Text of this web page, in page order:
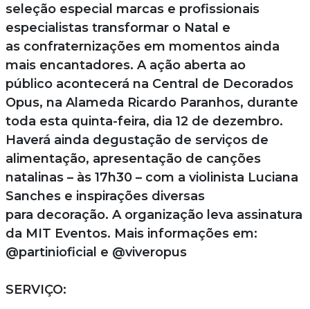
seleção especial marcas e profissionais
especialistas transformar o Natal e
as confraternizações em momentos ainda
mais encantadores. A ação aberta ao
público acontecerá na Central de Decorados
Opus, na Alameda Ricardo Paranhos, durante
toda esta quinta-feira, dia 12 de dezembro.
Haverá ainda degustação de serviços de
alimentação, apresentação de canções
natalinas – às 17h30 – com a violinista Luciana
Sanches e inspirações diversas
para decoração. A organização leva assinatura
da MIT Eventos. Mais informações em:
@partinioficial e @viveropus
SERVIÇO: